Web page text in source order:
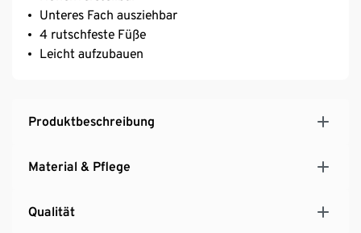
Unteres Fach ausziehbar
4 rutschfeste Füße
Leicht aufzubauen
Produktbeschreibung
Material & Pflege
Qualität